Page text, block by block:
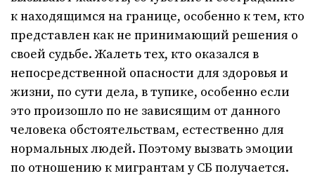
к находящимся на границе, особенно к тем, кто
представлен как не принимающий решения о
своей судьбе. Жалеть тех, кто оказался в
непосредственной опасности для здоровья и
жизни, по сути дела, в тупике, особенно если
это произошло по не зависящим от данного
человека обстоятельствам, естественно для
нормальных людей. Поэтому вызвать эмоции
по отношению к мигрантам у СБ получается.